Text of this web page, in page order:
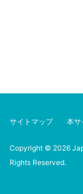
サイトマップ 本サ
Copyright © 2026
Rights Reserved.